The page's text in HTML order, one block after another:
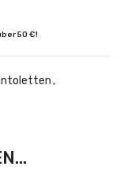
50 €!
,